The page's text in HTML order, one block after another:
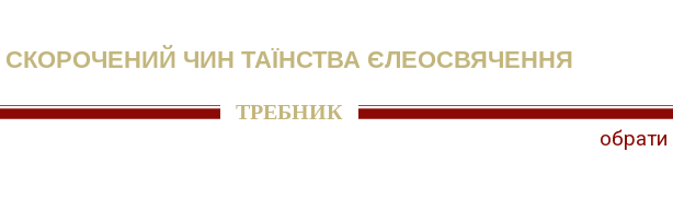
СКОРОЧЕНИЙ ЧИН ТАЇНСТВА ЄЛЕОСВЯЧЕННЯ
ТРЕБНИК
обрати